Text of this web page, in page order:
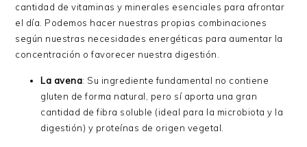
cantidad de vitaminas y minerales esenciales para afrontar
el día. Podemos hacer nuestras propias combinaciones
según nuestras necesidades energéticas para aumentar la
concentración o favorecer nuestra digestión.
La avena: Su ingrediente fundamental no contiene
gluten de forma natural, pero sí aporta una gran
cantidad de fibra soluble (ideal para la microbiota y la
digestión) y proteínas de origen vegetal.